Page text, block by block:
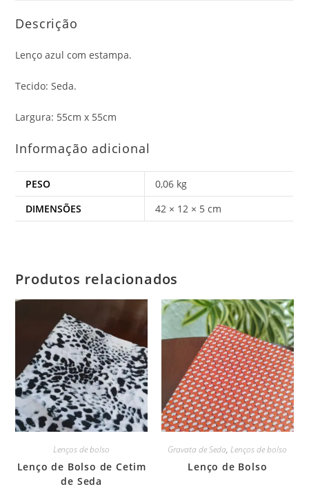
Descrição
Lenço azul com estampa.
Tecido: Seda.
Largura: 55cm x 55cm
Informação adicional
PESO
0,06 kg
DIMENSÕES
42 × 12 × 5 cm
Produtos relacionados
Lenços de bolso
Lenço de Bolso de Cetim
de Seda
Gravata de Seda,Lenços de bolso
Lenço de Bolso